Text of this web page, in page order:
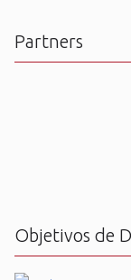
Partners
Objetivos de